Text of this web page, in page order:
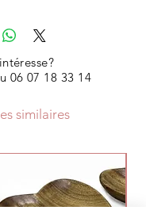
06 07 18 33 14
similaires